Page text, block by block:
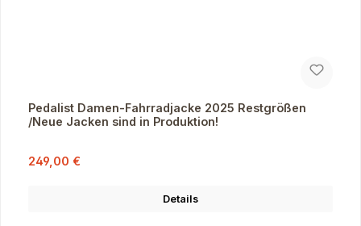
Pedalist Damen-Fahrradjacke 2025 Restgrößen
/Neue Jacken sind in Produktion!
Verkaufspreis:
249,00 €
Details